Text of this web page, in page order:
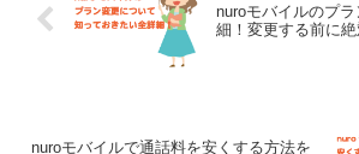
nuroモバイルのプ
細！変更する前に絶
nuroモバイルで通話料を安くする方法を